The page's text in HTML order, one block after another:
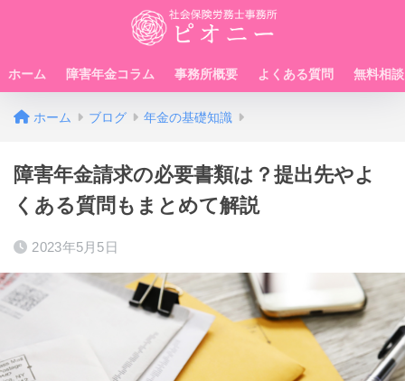
ホーム 障害年金コラム 事務所概要 よくある質問 無料相談
ホーム ブログ 年金の基礎知識
障害年金請求の必要書類は？提出先やよ
くある質問もまとめて解説
2023年5月5日